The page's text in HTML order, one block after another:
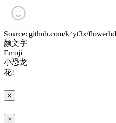
Source: github.com/k4yt3x/flowerhd
颜文字
Emoji
小恐龙
花!
×
×